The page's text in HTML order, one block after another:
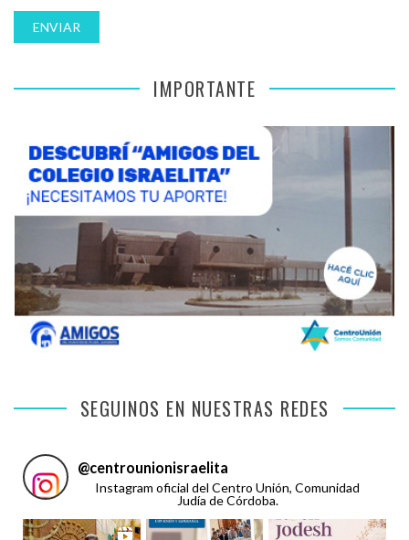
IMPORTANTE
SEGUINOS EN NUESTRAS REDES
@centrounionisraelita
Instagram oficial del Centro Unión, Comunidad
Judía de Córdoba.